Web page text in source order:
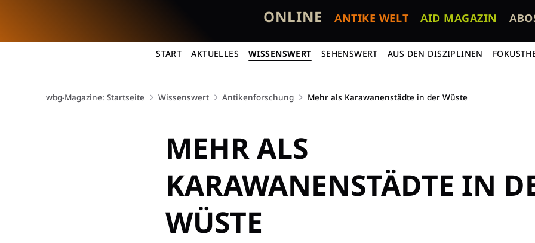
ONLINE ANTIKE WELT AID MAGAZIN
START AKTUELLES WISSENSWERT SEHENSWERT AUS DEN DISZIPLINEN
wbg-Magazine: Startseite Wissenswert Antikenforschung Mehr als Karawanenstädte in der Wüste
MEHR ALS
KARAWANENSTÄDTE IN
WÜSTE